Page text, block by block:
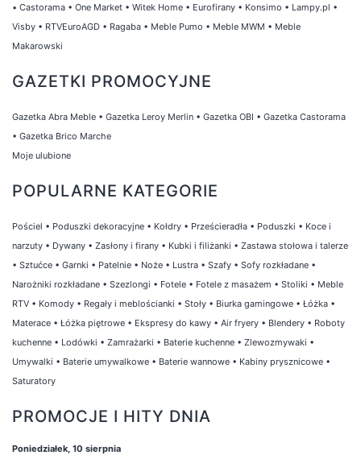
• Castorama • One Market • Witek Home • Eurofirany • Konsimo • Lampy.pl •
Visby • RTVEuroAGD • Ragaba • Meble Pumo • Meble MWM • Meble
Makarowski
GAZETKI PROMOCYJNE
Gazetka Abra Meble • Gazetka Leroy Merlin • Gazetka OBI • Gazetka Castorama
• Gazetka Brico Marche
Moje ulubione
POPULARNE KATEGORIE
Pościel • Poduszki dekoracyjne • Kołdry • Prześcieradła • Poduszki • Koce i
narzuty • Dywany • Zasłony i firany • Kubki i filiżanki • Zastawa stołowa i talerze
• Sztućce • Garnki • Patelnie • Noże • Lustra • Szafy • Sofy rozkładane •
Narożniki rozkładane • Szezlongi • Fotele • Fotele z masażem • Stoliki • Meble
RTV • Komody • Regały i meblościanki • Stoły • Biurka gamingowe • Łóżka •
Materace • Łóżka piętrowe • Ekspresy do kawy • Air fryery • Blendery • Roboty
kuchenne • Lodówki • Zamrażarki • Baterie kuchenne • Zlewozmywaki •
Umywalki • Baterie umywalkowe • Baterie wannowe • Kabiny prysznicowe •
Saturatory
PROMOCJE I HITY DNIA
Poniedziałek, 10 sierpnia